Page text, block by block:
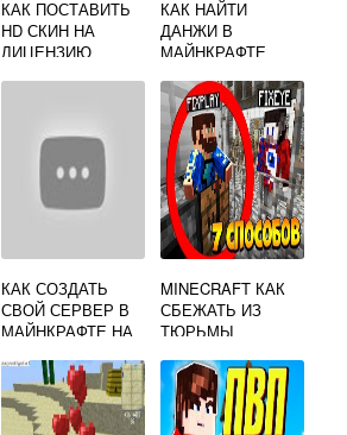
КАК ПОСТАВИТЬ
HD СКИН НА
ЛИЦЕНЗИЮ
КАК НАЙТИ
ДАНЖИ В
МАЙНКРАФТЕ
КАК СОЗДАТЬ
СВОЙ СЕРВЕР В
МАЙНКРАФТЕ НА
MINECRAFT КАК
СБЕЖАТЬ ИЗ
ТЮРЬМЫ